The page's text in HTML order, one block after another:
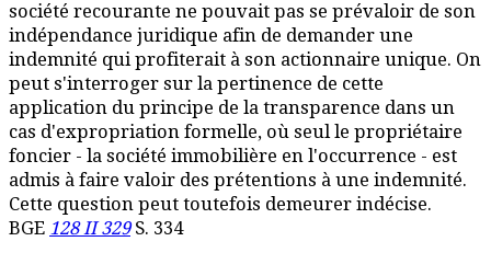
société recourante ne pouvait pas se prévaloir de son
indépendance juridique afin de demander une
indemnité qui profiterait à son actionnaire unique. On
peut s'interroger sur la pertinence de cette
application du principe de la transparence dans un
cas d'expropriation formelle, où seul le propriétaire
foncier - la société immobilière en l'occurrence - est
admis à faire valoir des prétentions à une indemnité.
Cette question peut toutefois demeurer indécise.
BGE 128 II 329S. 334